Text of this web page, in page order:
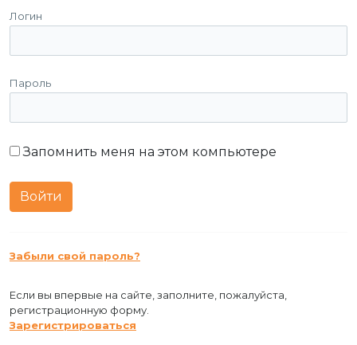
Логин
Пароль
Запомнить меня на этом компьютере
Забыли свой пароль?
Если вы впервые на сайте, заполните, пожалуйста,
регистрационную форму.
Зарегистрироваться